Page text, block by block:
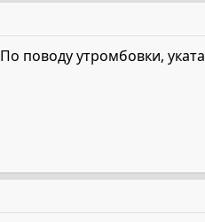
По поводу утромбовки,